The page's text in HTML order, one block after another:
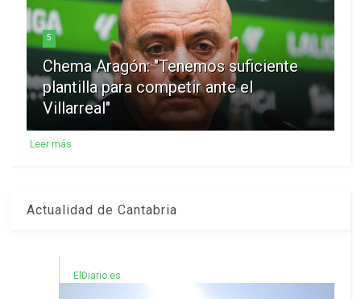
5
Chema Aragón: "Tenemos suficiente
plantilla para competir ante el
Villarreal"
Leer más
Actualidad de Cantabria
ElDiario.es